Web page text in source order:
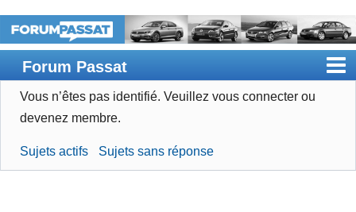
Forum Passat
Accueil
Devenir membre
Vous n’êtes pas identifié. Veuillez vous connecter ou
devenez membre.
Sujets actifs Sujets sans réponse